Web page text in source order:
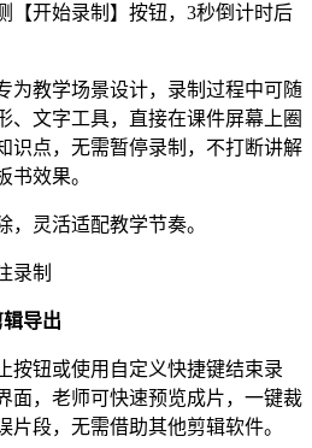
【开始录制】按钮，3秒倒计时后
为教学场景设计，录制过程中可随
、文字工具，直接在课件屏幕上圈
识点，无需暂停录制，不打断讲解
书效果。
，灵活适配教学节奏。
导出
按钮或使用自定义快捷键结束录
面，老师可快速预览成片，一键裁
片段，无需借助其他剪辑软件。